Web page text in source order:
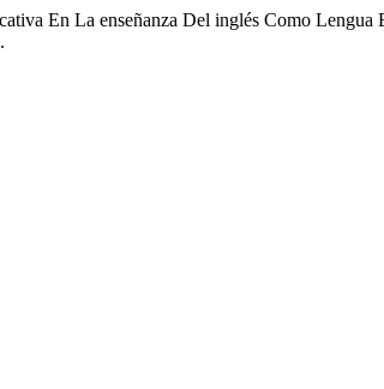
En La enseñanza Del inglés Como Lengua